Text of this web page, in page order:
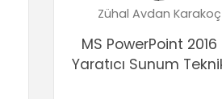
Zühal Avdan Karakoç
MS PowerPoint 2016
Yaratıcı Sunum